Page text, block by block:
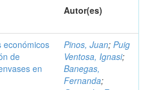
Autor(es)
económicos
de
en
Pinos, Juan; Puig
Ventosa, Ignasi;
Banegas,
Fernanda;